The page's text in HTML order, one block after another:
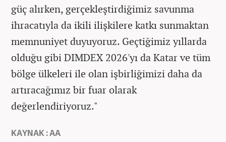
güç alırken, gerçekleştirdiğimiz savunma
ihracatıyla da ikili ilişkilere katkı sunmaktan
memnuniyet duyuyoruz. Geçtiğimiz yıllarda
olduğu gibi DIMDEX 2026'yı da Katar ve tüm
bölge ülkeleri ile olan işbirliğimizi daha da
artıracağımız bir fuar olarak
değerlendiriyoruz."
KAYNAK : AA